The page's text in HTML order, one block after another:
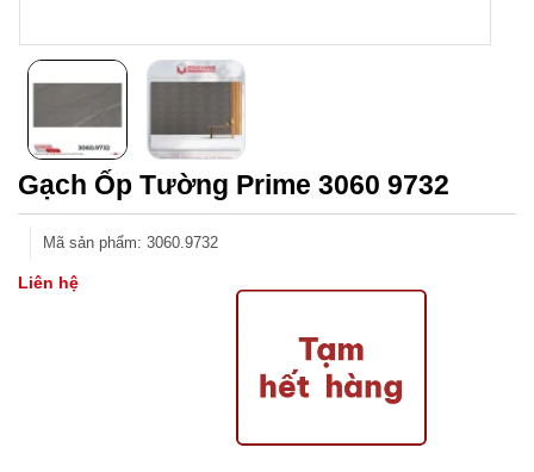
Gạch Ốp Tường Prime 3060 9732
Mã sản phẩm: 3060.9732
Liên hệ